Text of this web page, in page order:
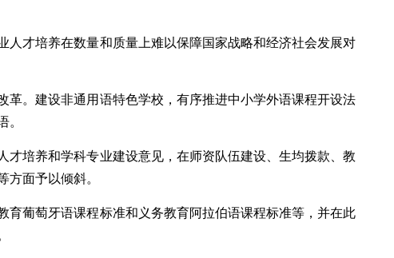
人才培养在数量和质量上难以保障国家战略和经济社会发展对
革。建设非通用语特色学校，有序推进中小学外语课程开设法
。
才培养和学科专业建设意见，在师资队伍建设、生均拨款、教
方面予以倾斜。
育葡萄牙语课程标准和义务教育阿拉伯语课程标准等，并在此